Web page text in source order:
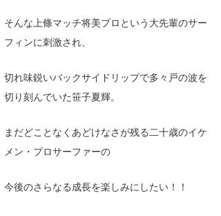
そんな上條マッチ将美プロという大先輩のサー
フィンに刺激され、
切れ味鋭いバックサイドリップで多々戸の波を
切り刻んでいた笹子夏輝。
まだどことなくあどけなさが残る二十歳のイケ
メン・プロサーファーの
今後のさらなる成長を楽しみにしたい！！